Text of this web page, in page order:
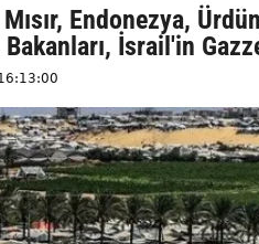
Endonezya,
Bakanları, İsrail'in